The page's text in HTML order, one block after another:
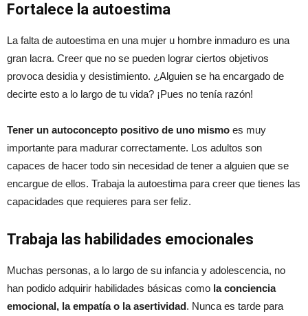
Fortalece la autoestima
La falta de autoestima en una mujer u hombre inmaduro es una
gran lacra. Creer que no se pueden lograr ciertos objetivos
provoca desidia y desistimiento. ¿Alguien se ha encargado de
decirte esto a lo largo de tu vida? ¡Pues no tenía razón!
Tener un autoconcepto positivo de uno mismo es muy
importante para madurar correctamente. Los adultos son
capaces de hacer todo sin necesidad de tener a alguien que se
encargue de ellos. Trabaja la autoestima para creer que tienes las
capacidades que requieres para ser feliz.
Trabaja las habilidades emocionales
Muchas personas, a lo largo de su infancia y adolescencia, no
han podido adquirir habilidades básicas como la conciencia
emocional, la empatía o la asertividad. Nunca es tarde para